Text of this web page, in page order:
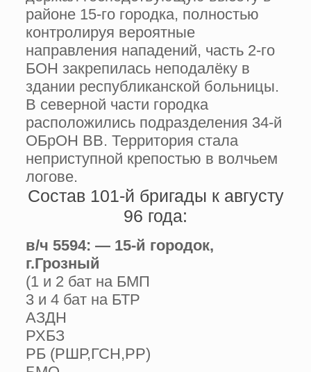
районе 15-го городка, полностью
контролируя вероятные
направления нападений, часть 2-го
БОН закрепилась неподалёку в
здании республиканской больницы.
В северной части городка
расположились подразделения 34-й
ОБрОН ВВ. Территория стала
неприступной крепостью в волчьем
логове.
Состав 101-й бригады к августу
96 года:
в/ч 5594: — 15-й городок,
г.Грозный
(1 и 2 бат на БМП
3 и 4 бат на БТР
АЗДН
РХБЗ
РБ (РШР,ГСН,РР)